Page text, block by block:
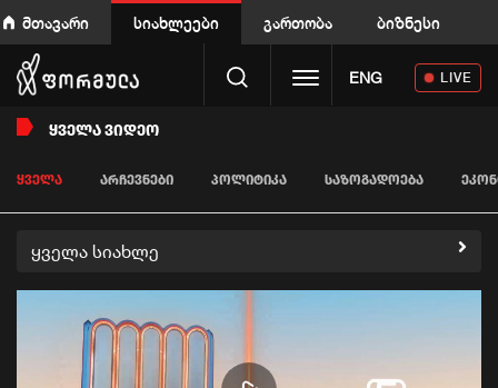
მთავარი სიახლეები გართობა ბიზნესი
Toggle navigation
ENG LIVE
ᲧᲕᲔᲚᲐ ᲕᲘᲓᲔᲝ
ᲧᲕᲔᲚᲐ ᲐᲠᲩᲔᲕᲜᲔᲑᲘ ᲞᲝᲚᲘᲢᲘᲙᲐ ᲡᲐᲖᲝᲒᲐᲓᲝᲔᲑᲐ
ყველა სიახლე